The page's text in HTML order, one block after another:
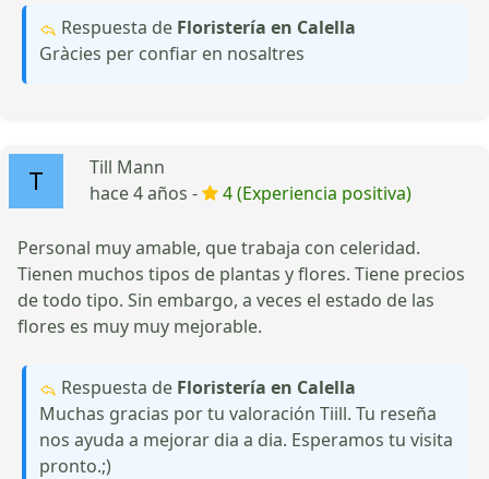
Respuesta de Floristería en Calella
Gràcies per confiar en nosaltres
Till Mann
hace 4 años -
4 (Experiencia positiva)
Personal muy amable, que trabaja con celeridad.
Tienen muchos tipos de plantas y flores. Tiene precios
de todo tipo. Sin embargo, a veces el estado de las
flores es muy muy mejorable.
Respuesta de Floristería en Calella
Muchas gracias por tu valoración Tiill. Tu reseña
nos ayuda a mejorar dia a dia. Esperamos tu visita
pronto.;)